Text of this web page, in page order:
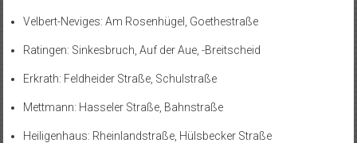
Velbert-Neviges: Am Rosenhügel, Goethestraße
Ratingen: Sinkesbruch, Auf der Aue, -Breitscheid
Erkrath: Feldheider Straße, Schulstraße
Mettmann: Hasseler Straße, Bahnstraße
Heiligenhaus: Rheinlandstraße, Hülsbecker Straße